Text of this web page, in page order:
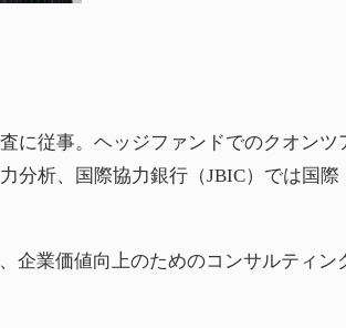
に従事。ヘッジファンドでのクオンツ
分析、国際協力銀行（JBIC）では国際
企業価値向上のためのコンサルティン